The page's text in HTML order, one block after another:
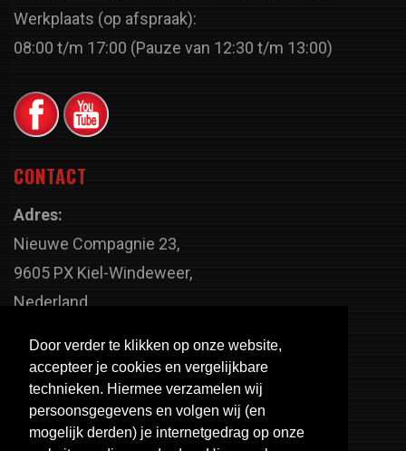
Door verder te klikken op onze website,
accepteer je cookies en vergelijkbare
technieken. Hiermee verzamelen wij
persoonsgegevens en volgen wij (en
mogelijk derden) je internetgedrag op onze
Werkplaats (op afspraak):
08:00 t/m 17:00 (Pauze van 12:30 t/m 13:00)
CONTACT
Adres:
Nieuwe Compagnie 23,
9605 PX Kiel-Windeweer,
Nederland
+31 598 - 320 402
Telefoonnummer:
+31 598 - 350 330
Email: